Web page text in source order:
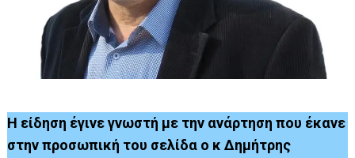
Η είδηση έγινε γνωστή με την ανάρτηση που έκανε
στην προσωπική του σελίδα ο κ Δημήτρης